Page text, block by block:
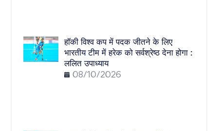
हॉकी विश्व कप में पदक जीतने के लिए
भारतीय टीम में हरेक को सर्वश्रेष्ठ देना होगा :
ललित उपाध्याय
08/10/2026